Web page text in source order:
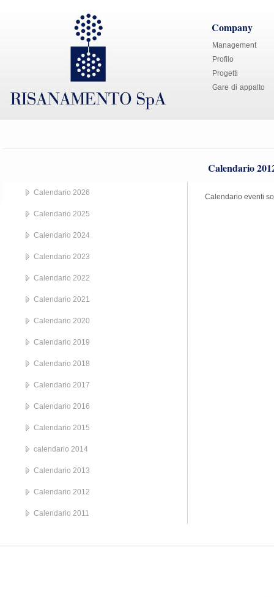
Company
Management
Profilo
Progetti
Gare di appalto
Calendario
Calendario eventi
Calendario 2026
Calendario 2025
Calendario 2024
Calendario 2023
Calendario 2022
Calendario 2021
Calendario 2020
Calendario 2019
Calendario 2018
Calendario 2017
Calendario 2016
Calendario 2015
calendario 2014
Calendario 2013
Calendario 2012
Calendario 2011